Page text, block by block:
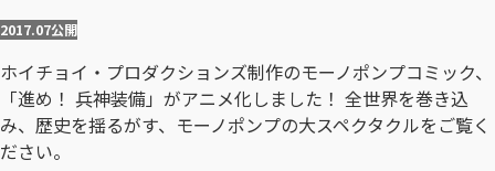
2017.07公開
ホイチョイ・プロダクションズ制作のモーノポンプコミック、
「進め！ 兵神装備」がアニメ化しました！ 全世界を巻き込
み、歴史を揺るがす、モーノポンプの大スペクタクルをご覧く
ださい。